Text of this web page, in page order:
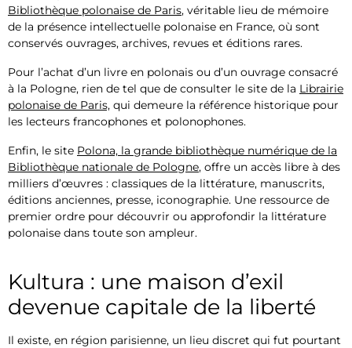
Bibliothèque polonaise de Paris, véritable lieu de mémoire
de la présence intellectuelle polonaise en France, où sont
conservés ouvrages, archives, revues et éditions rares.
Pour l’achat d’un livre en polonais ou d’un ouvrage consacré
à la Pologne, rien de tel que de consulter le site de la Librairie
polonaise de Paris, qui demeure la référence historique pour
les lecteurs francophones et polonophones.
Enfin, le site Polona, la grande bibliothèque numérique de la
Bibliothèque nationale de Pologne, offre un accès libre à des
milliers d’œuvres : classiques de la littérature, manuscrits,
éditions anciennes, presse, iconographie. Une ressource de
premier ordre pour découvrir ou approfondir la littérature
polonaise dans toute son ampleur.
Kultura : une maison d’exil
devenue capitale de la liberté
Il existe, en région parisienne, un lieu discret qui fut pourtant